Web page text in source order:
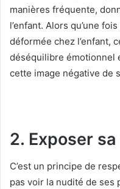
manières fréquente,
l’enfant. Alors qu’une
déformée chez l’enfant,
déséquilibre émotionnel
cette image négative de
2. Exposer
C’est un principe de
pas voir la nudité de ses